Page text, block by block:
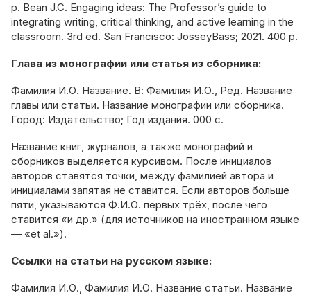
p. Bean J.C. Engaging ideas: The Professor’s guide to
integrating writing, critical thinking, and active learning in the
classroom. 3rd ed. San Francisco: JosseyBass; 2021. 400 p.
Глава из монографии или статья из сборника:
Фамилия И.О. Название. В: Фамилия И.О., Ред. Название
главы или статьи. Название монографии или сборника.
Город: Издательство; Год издания. 000 с.
Название книг, журналов, а также монографий и
сборников выделяется курсивом. После инициалов
авторов ставятся точки, между фамилией автора и
инициалами запятая не ставится. Если авторов больше
пяти, указываются Ф.И.О. первых трёх, после чего
ставится «и др.» (для источников на иностранном языке
— «et al.»).
Ссылки на статьи на русском языке:
Фамилия И.О., Фамилия И.О. Название статьи. Название